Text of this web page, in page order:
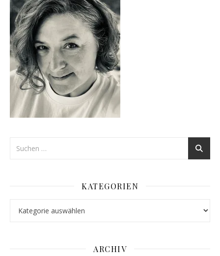
KATEGORIEN
ARCHIV